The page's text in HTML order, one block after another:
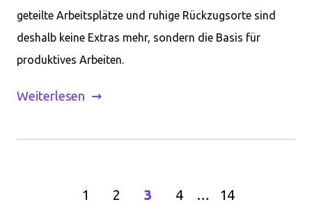
geteilte Arbeitsplätze und ruhige Rückzugsorte sind
deshalb keine Extras mehr, sondern die Basis für
produktives Arbeiten.
Weiterlesen
1 2 3 4 … 14